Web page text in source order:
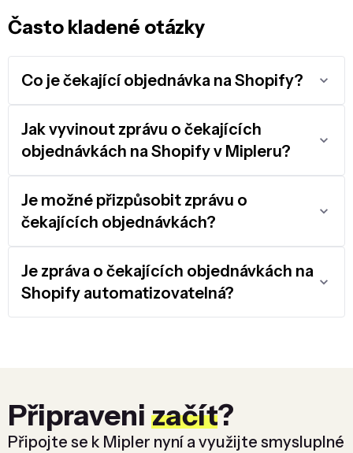
Často kladené otázky
Co je čekající objednávka na Shopify?
Jak vyvinout zprávu o čekajících
objednávkách na Shopify v Mipleru?
Je možné přizpůsobit zprávu o
čekajících objednávkách?
Je zpráva o čekajících objednávkách na
Shopify automatizovatelná?
Připraveni začít?
Připojte se k Mipler nyní a využijte smysluplné